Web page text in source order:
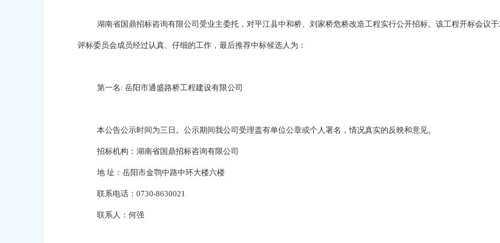
湖南省国鼎招标咨询有限公司受业主委托，对平江县中和桥、刘家桥危桥改造工程实行公开招标。该工程开标会议
评标委员会成员经过认真、仔细的工作，最后推荐中标候选人为：
第一名: 岳阳市通盛路桥工程建设有限公司
本公告公示时间为三日。公示期间我公司受理盖有单位公章或个人署名，情况真实的反映和意见。
招标机构：湖南省国鼎招标咨询有限公司
地 址：岳阳市金鹗中路中环大楼六楼
联系电话：0730-8630021
联系人：何强